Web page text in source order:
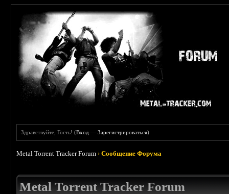
Здравствуйте, Гость! (Вход —Зарегистрироваться)
Metal Torrent Tracker Forum ›Сообщение Форума
Metal Torrent Tracker Forum